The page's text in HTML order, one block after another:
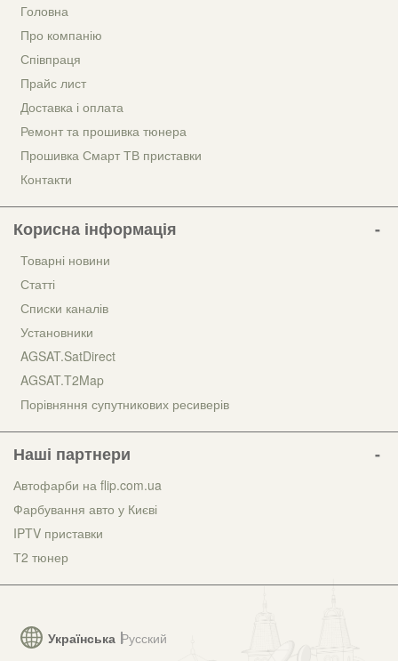
Українська Русский
Головна
Про компанію
Співпраця
Прайс лист
Доставка і оплата
Ремонт та прошивка тюнера
Прошивка Смарт ТВ приставки
Контакти
Корисна інформація
Товарні новини
Статті
Списки каналів
Установники
AGSAT.SatDirect
AGSAT.T2Map
Порівняння супутникових ресиверів
Наші партнери
Автофарби на flip.com.ua
Фарбування авто у Києві
IPTV приставки
Т2 тюнер